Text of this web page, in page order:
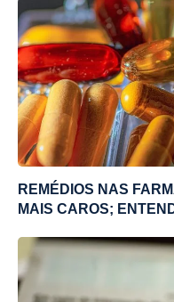
REMÉDIOS NAS
MAIS CAROS;